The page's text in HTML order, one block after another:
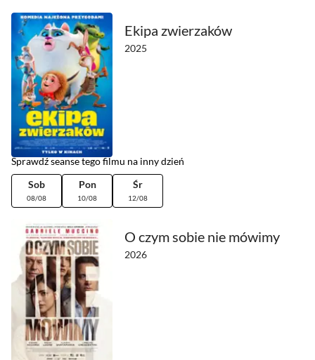
Ekipa zwierzaków
2025
Sprawdź seanse tego filmu na inny dzień
Sob
08/08
Pon
10/08
Śr
12/08
O czym sobie nie mówimy
2026